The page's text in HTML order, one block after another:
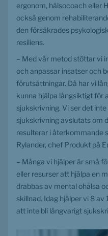
ergonom, hälsocoach eller
också genom
den försäkrades
resiliens.
– Med vår metod stöttar vi
och anpassar insatser och
förutsättningar. Då har vi
kunna hjälpa långsiktigt för
sjukskrivning. Vi ser det
sjukskrivning avslutats om
resulterar i återkommande
Rylander, chef Produkt på
– Många vi hjälper är små
eller resurser att hjälpa en
drabbas av mental ohälsa
skillnad. Idag hjälper vi 8
att inte bli långvarigt